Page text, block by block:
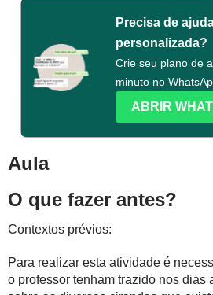
Precisa de
personalizada?
Crie seu plano de
minuto no
ABRIR
Aula
O que fazer antes?
Contextos prévios:
Para realizar esta atividade é
o professor tenham trazido nos dias